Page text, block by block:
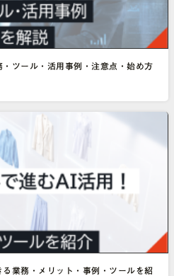
ツール・活用事例・注意点・始め方
業務・メリット・事例・ツールを紹